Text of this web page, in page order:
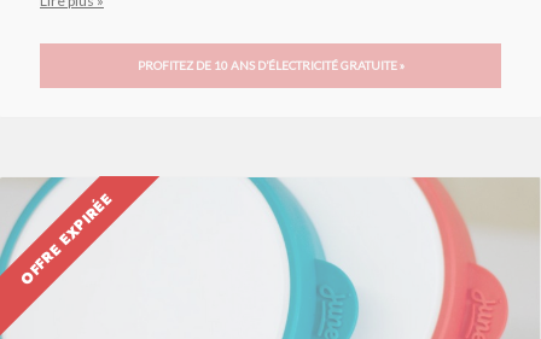
PROFITEZ DE 10 ANS D’ÉLECTRICITÉ GRATUITE »
OFFRE EXPIRÉE